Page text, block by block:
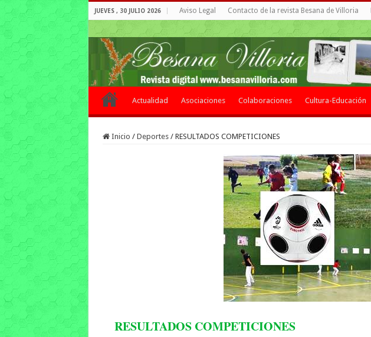
JUEVES , 30 JULIO 2026 Aviso Legal Contacto de la revista Besana de Villoria
Actualidad Asociaciones Colaboraciones Cultura-Educación
Inicio / Deportes / RESULTADOS COMPETICIONES
RESULTADOS COMPETICIONES